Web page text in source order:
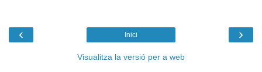
‹ ›
Inici
Visualitza la versió per a web